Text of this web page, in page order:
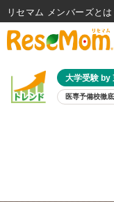
大学受験 by
医専予備校徹
リセマム メンバーズ